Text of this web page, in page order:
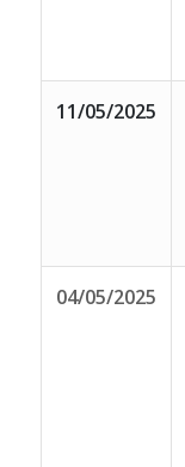
11/05/2025
04/05/2025